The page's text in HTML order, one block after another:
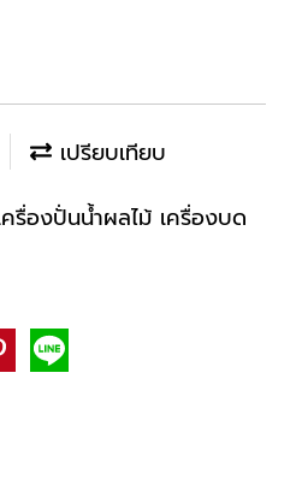
เปรียบเทียบ
ครื่องปั่นน้ำผลไม้ เครื่องบด